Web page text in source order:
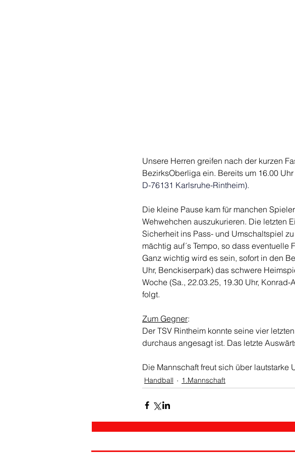
Unsere Herren greifen nach der kurzen
BezirksOberliga ein. Bereits um 16.00
D-76131 Karlsruhe-Rintheim).
Die kleine Pause kam für manchen
Wehwehchen auszukurieren. Die letzten
Sicherheit ins Pass- und Umschaltspiel
mächtig auf´s Tempo, so dass
Ganz wichtig wird es sein, sofort in den
Uhr, Benckiserpark) das schwere
Woche (Sa., 22.03.25, 19.30 Uhr,
folgt.
Zum Gegner:
Der TSV Rintheim konnte seine vier
durchaus angesagt ist. Das letzte
Die Mannschaft freut sich über lautstarke
Handball 1.Mannschaft